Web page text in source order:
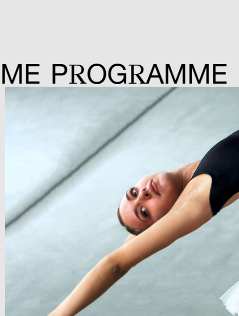
PR OGRAMME PR